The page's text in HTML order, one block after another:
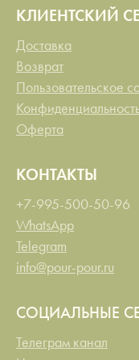
КЛИЕНТСКИЙ
Доставка
Возврат
Пользовательское
Оферта
КОНТАКТЫ
+7-995-500-50-96
WhatsApp
Telegram
info@pour-pour.ru
СОЦИАЛЬНЫЕ
Телеграм канал